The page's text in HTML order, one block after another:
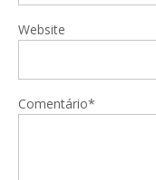
Website
Comentário*